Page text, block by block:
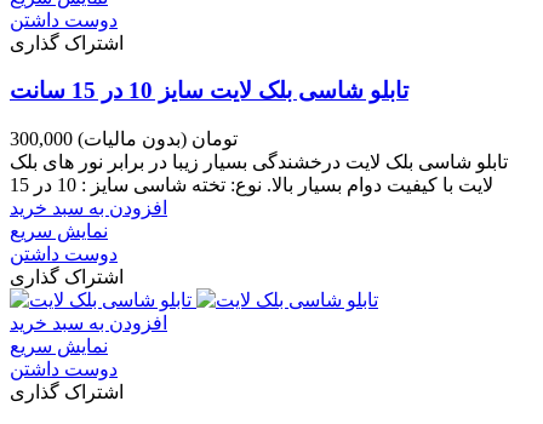
دوست داشتن
اشتراک گذاری
تابلو شاسی بلک لایت سایز 10 در 15 سانت
300,000 تومان (بدون مالیات)
تابلو شاسی بلک لایت درخشندگی بسیار زیبا در برابر نور های بلک
لایت با کیفیت دوام بسیار بالا. نوع: تخته شاسی سایز : 10 در 15
افزودن به سبد خرید
نمایش سریع
دوست داشتن
اشتراک گذاری
افزودن به سبد خرید
نمایش سریع
دوست داشتن
اشتراک گذاری